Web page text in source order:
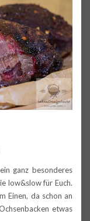
ganz besonderes
low&slow für Euch.
Einen, da schon an
etwas